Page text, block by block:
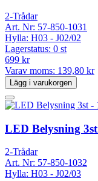
2-Trådar
Art. Nr: 57-850-1031
Hylla: H03 - J02/02
Lagerstatus: 0 st
699 kr
Varav moms: 139,80 kr
Lägg i varukorgen
LED Belysning
2-Trådar
Art. Nr: 57-850-1032
Hylla: H03 - J02/03